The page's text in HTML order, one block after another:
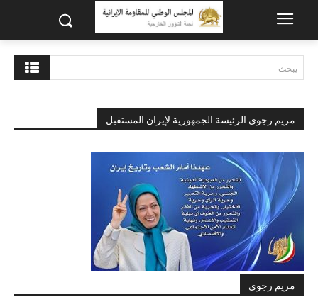
يبحث
مريم رجوي الرئيسة الجمهورية لإيران المستقبل
مريم رجوي